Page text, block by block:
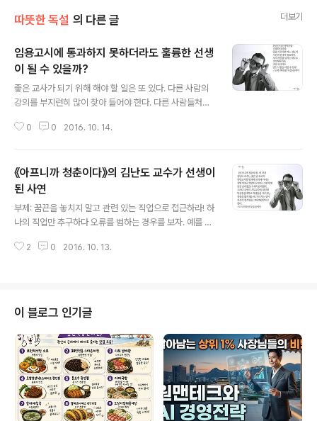
따뜻한 독설 의 다른 글 더보기
임용고시에 통과하지 못하더라도 훌륭한 선생
이 될 수 있을까?
좋은 교사가 되기 위해 해야 할 일은 또 있다. 다른 사람의
강의를 부지런히 많이 찾아 들어야 한다. 다른 사람들처럼
의 강의 내용뿐 아니라 강의 방식, 그들의 장단점, 보완할
야 할 점은 무엇인지, 어떤 사람은 왜 못 가르친다고 생각하
는지, 그렇다면 무엇을 보완하면 좋을지 등을 체크하면서
각각의 교육 스타일을 스스로 분석해봐야 한다. 그러면 자
기만의 교습 스타일이 자연스럽게 만들어진다. 나 역시 10
년 넘게 이런 방법을 실천해왔다. 한 달 평균 10회 정도 다
른 사람들의 강연을 들으며 노력했더니, 지금처럼 다양한
0 0 2016. 10. 14.
《아프니까 청춘이다》의 김난도 교수가 선생이
된 사연
부제: 꿈끈을 놓치지 말고 관련 있는 직업으로 접근하라! 하
나의 직업만 추구하다 오류를 범하는 경우를 보자. 예를 들
비하는 경우가 그렇다. 앞의 사례에 등장한 학생처럼 말이
면 그 외 다양한 방법으로 가르치는 직업을 가질 수 있다.
학원에 들어갈 수도 있고, 교육 업체에 들어갈 수도 있고,
기업에서 교육 업무를 맡을 수도 있다. 아니면 나처럼 전문
강사가 되어 독립적 교육 활동을 하는 것도 하나의 방법이
다. 좀 더 실제적인 방법을 통해 가르치는 경험을 미리 해보
는 건 어떨까. 직업인으..
2 0 2016. 10. 13.
이 블로그 인기글